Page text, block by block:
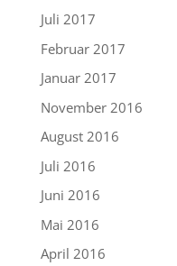
Juli 2017
Februar 2017
Januar 2017
November 2016
August 2016
Juli 2016
Juni 2016
Mai 2016
April 2016